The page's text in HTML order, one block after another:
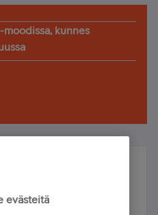
kunnes
ja voita!
mukana arvonnassa.
evästeitä